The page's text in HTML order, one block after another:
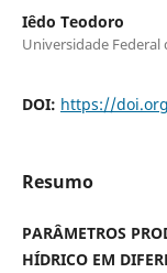
Iêdo Teodoro
Universidade Federal
DOI: https://
Resumo
PARÂMETROS
HÍDRICO EM